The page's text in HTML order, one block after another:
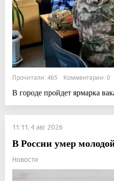
Прочитали: 465 Комментарии: 0
В городе пройдет ярмарка
11:11, 4 авг 2026
В России умер
Новости